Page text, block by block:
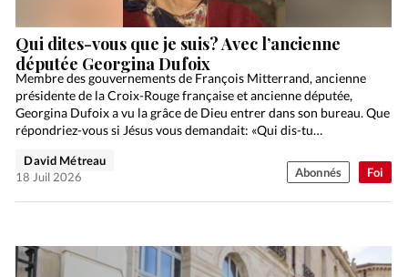
Foi
Qui dites-vous que je suis? Avec l’ancienne
députée Georgina Dufoix
Membre des gouvernements de François Mitterrand, ancienne
présidente de la Croix-Rouge française et ancienne députée,
Georgina Dufoix a vu la grâce de Dieu entrer dans son bureau. Que
répondriez-vous si Jésus vous demandait: «Qui dis-tu…
David Métreau
18 Juil 2026
Abonnés